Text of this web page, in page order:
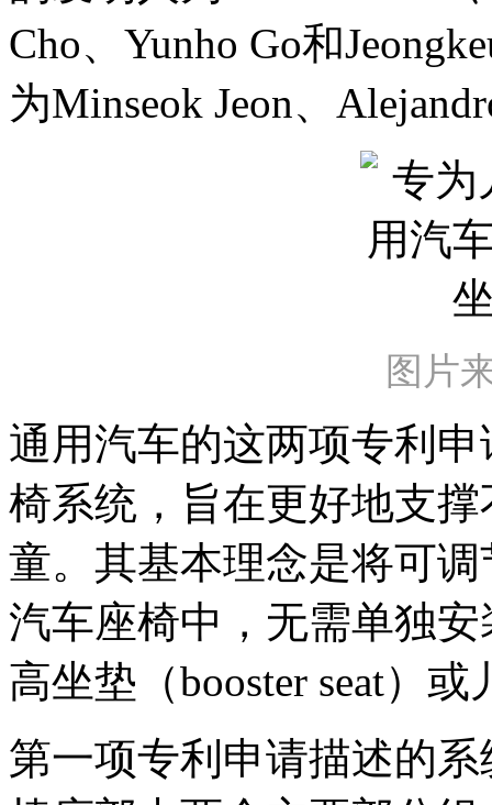
Cho、Yunho Go和
为Minseok Jeon、
图片
通用汽车的这两项专利
椅系统，旨在更好地支
童。其基本理念是将可
汽车座椅中，无需单独
高坐垫（booster seat）
第一项专利申请描述的